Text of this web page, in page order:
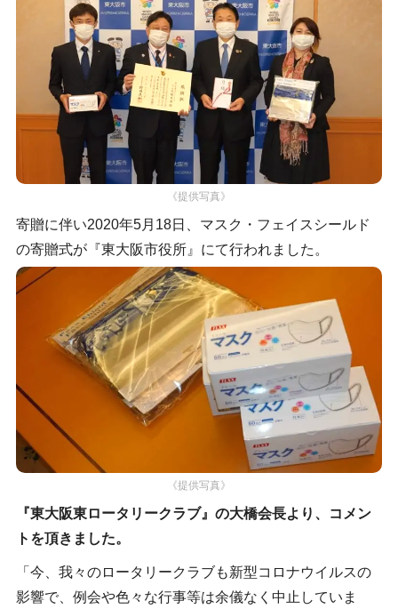
《提供写真》
寄贈に伴い2020年5月18日、マスク・フェイスシールド
の寄贈式が『東大阪市役所』にて行われました。
《提供写真》
『東大阪東ロータリークラブ』の大橋会長より、コメン
トを頂きました。
「今、我々のロータリークラブも新型コロナウイルスの
影響で、例会や色々な行事等は余儀なく中止していま